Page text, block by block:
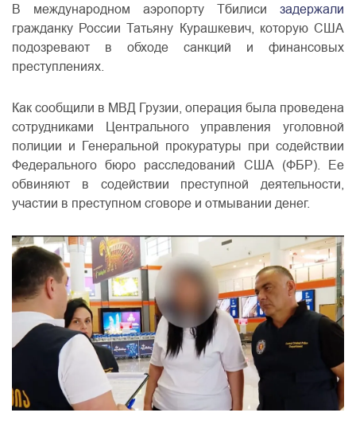
В международном аэропорту Тбилиси задержали
гражданку России Татьяну Курашкевич, которую США
подозревают в обходе санкций и финансовых
преступлениях.
Как сообщили в МВД Грузии, операция была проведена
сотрудниками Центрального управления уголовной
полиции и Генеральной прокуратуры при содействии
Федерального бюро расследований США (ФБР). Ее
обвиняют в содействии преступной деятельности,
участии в преступном сговоре и отмывании денег.